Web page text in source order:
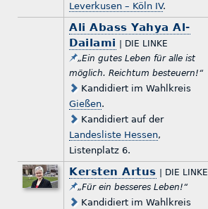
Leverkusen – Köln IV.
Ali Abass Yahya Al-
Dailami
| DIE LINKE
„Ein gutes Leben für alle ist
möglich. Reichtum besteuern!“
Kandidiert im Wahlkreis
Gießen.
Kandidiert auf der
Landesliste Hessen,
Listenplatz 6.
Kersten Artus | DIE LINKE
„Für ein besseres Leben!“
Kandidiert im Wahlkreis